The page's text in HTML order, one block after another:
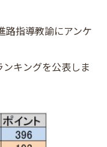
路指導教諭にアンケ
ンキングを公表しま